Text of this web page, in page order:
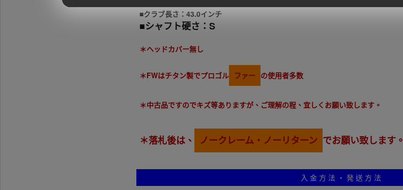
■クラブ長さ：43.0インチ
■シャフト硬さ：S
＊ヘッドカバー無し
＊FWはチタン製でプロゴル ファー の使用者多数
＊中古品ですのでキズ等ありますが、ご理解の程、宜しくお願い致します。
＊落札後は、 ノークレーム・ノーリターン でお願い致します。
入 金 方 法 ・ 発 送 方 法